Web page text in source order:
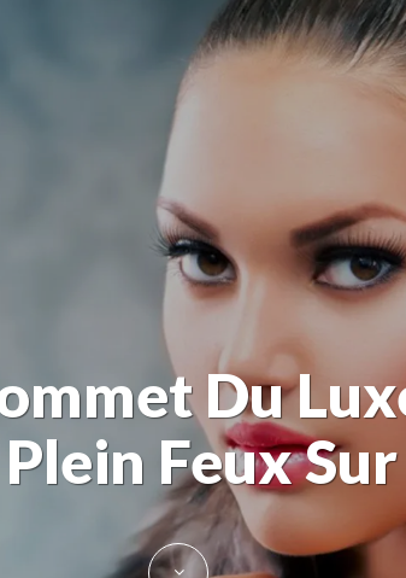
Du
Feux